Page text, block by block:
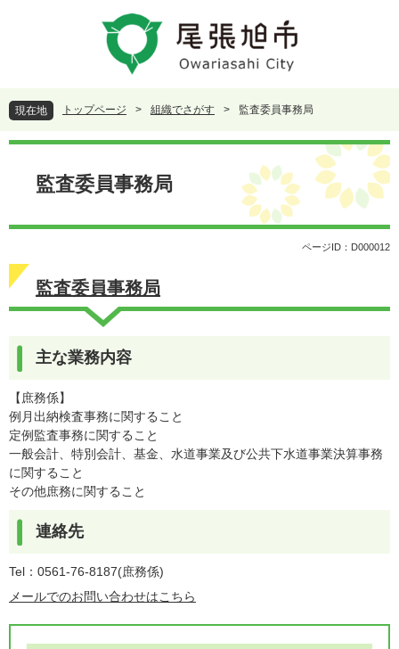
頭
で
す
飛
ば
し
現在地 トップページ > 組織でさがす > 監査委員事務局
本
監査委員事務局
ページID：D000012
監査委員事務局
主な業務内容
【庶務係】
例月出納検査事務に関すること
定例監査事務に関すること
一般会計、特別会計、基金、水道事業及び公共下水道事業決算事務
に関すること
その他庶務に関すること
連絡先
Tel：0561-76-8187 庶務係
メールでのお問い合わせはこちら